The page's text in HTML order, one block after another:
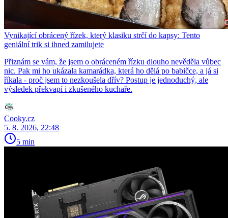
Vynikající obrácený řízek, který klasiku strčí do kapsy: Tento
geniální trik si ihned zamilujete
Přiznám se vám, že jsem o obráceném řízku dlouho nevěděla vůbec
nic. Pak mi ho ukázala kamarádka, která ho dělá po babičce, a já si
říkala - proč jsem to nezkoušela dřív? Postup je jednoduchý, ale
výsledek překvapí i zkušeného kuchaře.
Cooky.cz
5. 8. 2026, 22:48
5 min